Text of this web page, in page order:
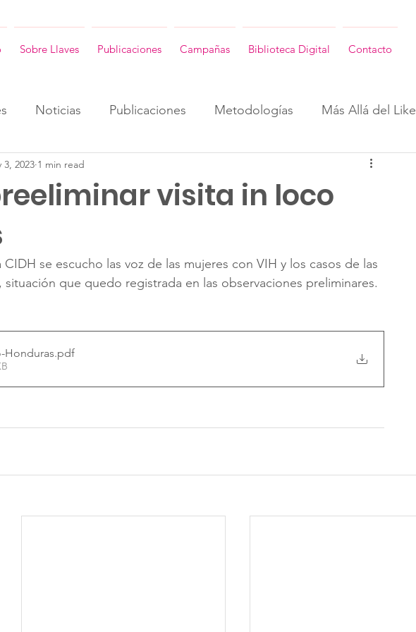
Sobre Llaves Publicaciones Campañas Biblioteca Digital Contacto
Noticias Publicaciones Metodologías Más Allá del Like
Consultorias ENG
visita in loco
3, 2023 1 min read
se escucho las voz de las mujeres con VIH y los casos de las
situación que quedo registrada en las observaciones preliminares.
Honduras.pdf